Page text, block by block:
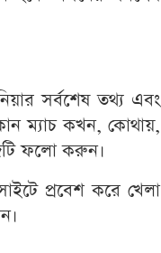
সর্বশেষ তথ্য এবং
ম্যাচ কখন, কোথায়,
ফলো করুন।
প্রবেশ করে খেলা